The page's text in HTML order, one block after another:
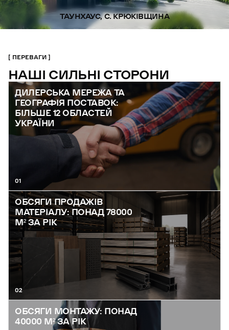
ТАУНХАУС, С. КРЮКІВЩИНА
ПЕРЕВАГИ
НАШІ СИЛЬНІ СТОРОНИ
ДИЛЕРСЬКА МЕРЕЖА ТА
ГЕОГРАФІЯ ПОСТАВОК:
БІЛЬШЕ 12 ОБЛАСТЕЙ
УКРАЇНИ
01
ОБСЯГИ ПРОДАЖІВ
МАТЕРІАЛУ: ПОНАД 78000
М² ЗА РІК
02
ОБСЯГИ МОНТАЖУ: ПОНАД
40000 М² ЗА РІК